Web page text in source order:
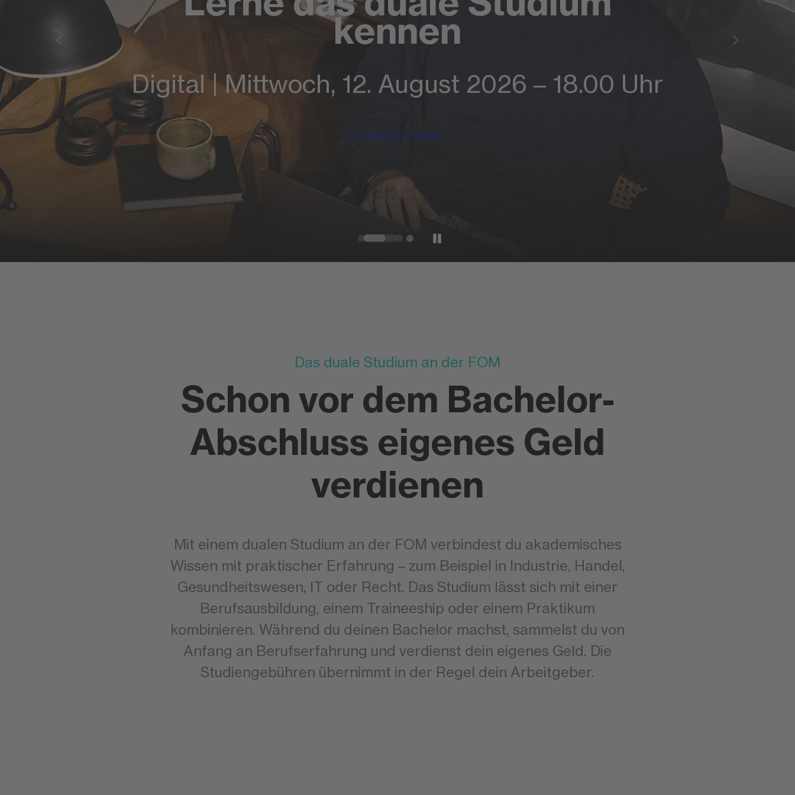
kennen
Digital | Mittwoch, 12. August 2026 – 18.00 Uhr
Kostenfrei anmelden
Das duale Studium an der FOM
Schon vor dem Bachelor-
Abschluss eigenes Geld
verdienen
Mit einem dualen Studium an der FOM verbindest du akademisches
Wissen mit praktischer Erfahrung – zum Beispiel in Industrie, Handel,
Gesundheitswesen, IT oder Recht. Das Studium lässt sich mit einer
Berufsausbildung, einem Traineeship oder einem Praktikum
kombinieren. Während du deinen Bachelor machst, sammelst du von
Anfang an Berufserfahrung und verdienst dein eigenes Geld. Die
Studiengebühren übernimmt in der Regel dein Arbeitgeber.